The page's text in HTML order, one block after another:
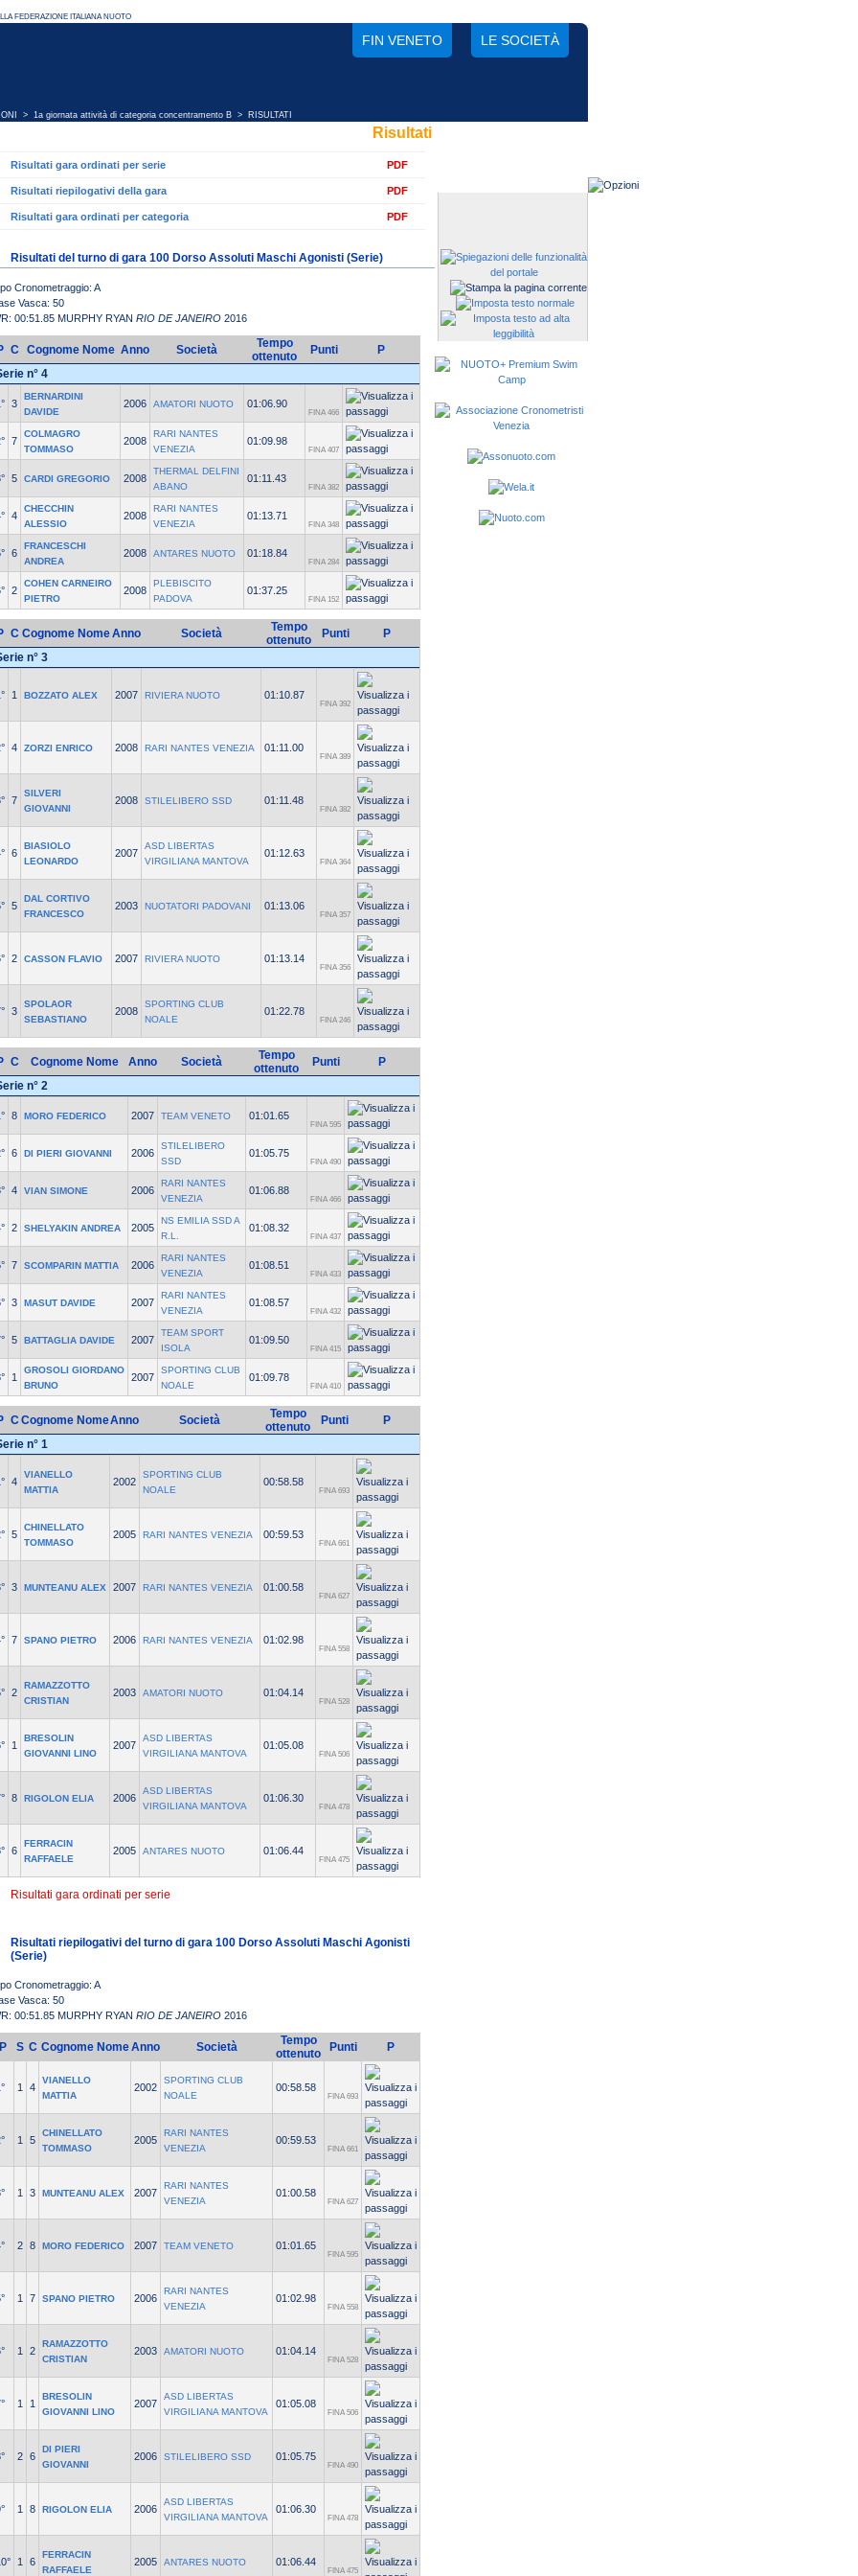
FIN VENETO LE SOCIETÀ
> 1a giornata attività di categoria concentramento B > RISULTATI
Risultati
Risultati gara ordinati per serie PDF
Risultati riepilogativi della gara PDF
Risultati gara ordinati per categoria PDF
Risultati del turno di gara 100 Dorso Assoluti Maschi Agonisti (Serie)
Cronometraggio: A
Vasca: 50
00:51.85 MURPHY RYAN RIO DE JANEIRO 2016
C Cognome Nome Anno Società
Tempo
ottenuto
Punti
P
n° 4
3
BERNARDINI
DAVIDE
2006 AMATORI NUOTO 01:06.90
FINA 466
7
COLMAGRO
TOMMASO
2008
RARI NANTES
VENEZIA
01:09.98
FINA 407
5 CARDI GREGORIO 2008
THERMAL DELFINI
ABANO
01:11.43
FINA 382
4
CHECCHIN
ALESSIO
2008
RARI NANTES
VENEZIA
01:13.71
FINA 348
6
FRANCESCHI
ANDREA
2008 ANTARES NUOTO 01:18.84
FINA 284
2
COHEN CARNEIRO
PIETRO
2008
PLEBISCITO
PADOVA
01:37.25
FINA 152
C Cognome NomeAnno Società
Tempo
ottenuto
Punti
P
n° 3
1 BOZZATO ALEX 2007 RIVIERA NUOTO 01:10.87
FINA 392
4 ZORZI ENRICO 2008 RARI NANTES VENEZIA 01:11.00
FINA 389
7
SILVERI
GIOVANNI
2008 STILELIBERO SSD 01:11.48
FINA 382
6
BIASIOLO
LEONARDO
2007
ASD LIBERTAS
VIRGILIANA MANTOVA
01:12.63
FINA 364
5
DAL CORTIVO
FRANCESCO
2003 NUOTATORI PADOVANI 01:13.06
FINA 357
2 CASSON FLAVIO 2007 RIVIERA NUOTO 01:13.14
FINA 356
3
SPOLAOR
SEBASTIANO
2008
SPORTING CLUB
NOALE
01:22.78
FINA 246
C Cognome Nome Anno Società
Tempo
ottenuto
Punti
P
n° 2
8 MORO FEDERICO 2007 TEAM VENETO 01:01.65
FINA 595
6 DI PIERI GIOVANNI 2006
STILELIBERO
SSD
01:05.75
FINA 490
4 VIAN SIMONE 2006
RARI NANTES
VENEZIA
01:06.88
FINA 466
2 SHELYAKIN ANDREA 2005
NS EMILIA SSD A
R.L.
01:08.32
FINA 437
7 SCOMPARIN MATTIA 2006
RARI NANTES
VENEZIA
01:08.51
FINA 433
3 MASUT DAVIDE 2007
RARI NANTES
VENEZIA
01:08.57
FINA 432
5 BATTAGLIA DAVIDE 2007
TEAM SPORT
ISOLA
01:09.50
FINA 415
1
GROSOLI GIORDANO
BRUNO
2007
SPORTING CLUB
NOALE
01:09.78
FINA 410
CCognome NomeAnno Società
Tempo
ottenuto
Punti
P
n° 1
4
VIANELLO
MATTIA
2002
SPORTING CLUB
NOALE
00:58.58
FINA 693
5
CHINELLATO
TOMMASO
2005 RARI NANTES VENEZIA 00:59.53
FINA 661
3 MUNTEANU ALEX 2007 RARI NANTES VENEZIA 01:00.58
FINA 627
7 SPANO PIETRO 2006 RARI NANTES VENEZIA 01:02.98
FINA 558
2
RAMAZZOTTO
CRISTIAN
2003 AMATORI NUOTO 01:04.14
FINA 528
1
BRESOLIN
GIOVANNI LINO
2007
ASD LIBERTAS
VIRGILIANA MANTOVA
01:05.08
FINA 506
8 RIGOLON ELIA 2006
ASD LIBERTAS
VIRGILIANA MANTOVA
01:06.30
FINA 478
6
FERRACIN
RAFFAELE
2005 ANTARES NUOTO 01:06.44
FINA 475
Risultati gara ordinati per serie
Risultati riepilogativi del turno di gara 100 Dorso Assoluti Maschi Agonisti
(Serie)
Cronometraggio: A
Vasca: 50
00:51.85 MURPHY RYAN RIO DE JANEIRO 2016
P S C Cognome NomeAnno Società
Tempo
ottenuto
Punti P
1 4
VIANELLO
MATTIA
2002
SPORTING CLUB
NOALE
00:58.58
FINA 693
1 5
CHINELLATO
TOMMASO
2005
RARI NANTES
VENEZIA
00:59.53
FINA 661
1 3 MUNTEANU ALEX 2007
RARI NANTES
VENEZIA
01:00.58
FINA 627
2 8 MORO FEDERICO 2007 TEAM VENETO 01:01.65
FINA 595
1 7 SPANO PIETRO 2006
RARI NANTES
VENEZIA
01:02.98
FINA 558
1 2
RAMAZZOTTO
CRISTIAN
2003 AMATORI NUOTO 01:04.14
FINA 528
1 1
BRESOLIN
GIOVANNI LINO
2007
ASD LIBERTAS
VIRGILIANA MANTOVA
01:05.08
FINA 506
2 6
DI PIERI
GIOVANNI
2006 STILELIBERO SSD 01:05.75
FINA 490
1 8 RIGOLON ELIA 2006
ASD LIBERTAS
VIRGILIANA MANTOVA
01:06.30
FINA 478
1 6
FERRACIN
RAFFAELE
2005 ANTARES NUOTO 01:06.44
FINA 475